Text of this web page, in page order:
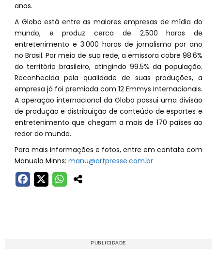
anos.
A Globo está entre as maiores empresas de mídia do
mundo, e produz cerca de 2.500 horas de
entretenimento e 3.000 horas de jornalismo por ano
no Brasil. Por meio de sua rede, a emissora cobre 98.6%
do território brasileiro, atingindo 99.5% da população.
Reconhecida pela qualidade de suas produções, a
empresa já foi premiada com 12 Emmys Internacionais.
A operação internacional da Globo possui uma divisão
de produção e distribuição de conteúdo de esportes e
entretenimento que chegam a mais de 170 países ao
redor do mundo.
Para mais informações e fotos, entre em contato com
Manuela Minns: manu@artpresse.com.br